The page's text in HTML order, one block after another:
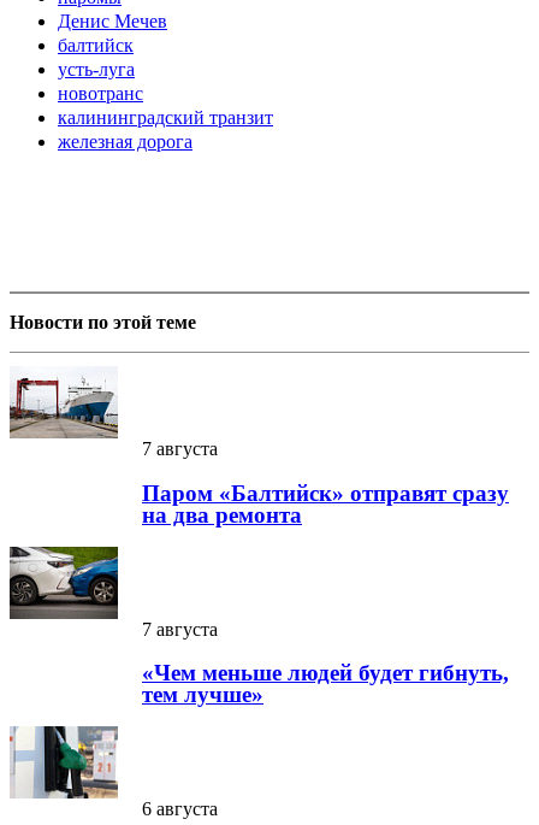
Денис Мечев
балтийск
усть-луга
новотранс
калининградский транзит
железная дорога
Новости по этой теме
7 августа
Паром «Балтийск» отправят сразу
на два ремонта
7 августа
«Чем меньше людей будет гибнуть,
тем лучше»
6 августа